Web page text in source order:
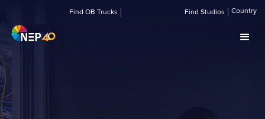
Find OB Trucks Find Studios Country